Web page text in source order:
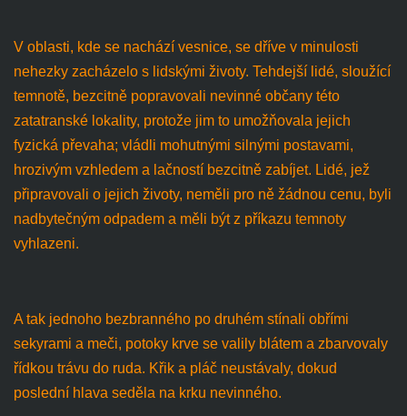
V oblasti, kde se nachází vesnice, se dříve v minulosti
nehezky zacházelo s lidskými životy. Tehdejší lidé, sloužící
temnotě, bezcitně popravovali nevinné občany této
zatatranské lokality, protože jim to umožňovala jejich
fyzická převaha; vládli mohutnými silnými postavami,
hrozivým vzhledem a lačností bezcitně zabíjet. Lidé, jež
připravovali o jejich životy, neměli pro ně žádnou cenu, byli
nadbytečným odpadem a měli být z příkazu temnoty
vyhlazeni.
A tak jednoho bezbranného po druhém stínali obřími
sekyrami a meči, potoky krve se valily blátem a zbarvovaly
řídkou trávu do ruda. Křik a pláč neustávaly, dokud
poslední hlava seděla na krku nevinného.